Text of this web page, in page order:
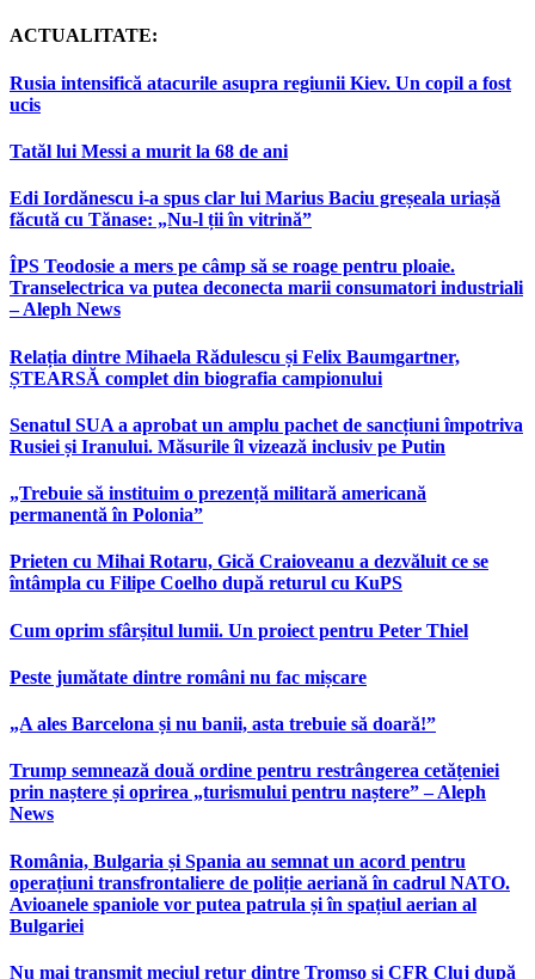
ACTUALITATE:
Rusia intensifică atacurile asupra regiunii Kiev. Un copil a fost
ucis
Tatăl lui Messi a murit la 68 de ani
Edi Iordănescu i-a spus clar lui Marius Baciu greșeala uriașă
făcută cu Tănase: „Nu-l ții în vitrină”
ÎPS Teodosie a mers pe câmp să se roage pentru ploaie.
Transelectrica va putea deconecta marii consumatori industriali
– Aleph News
Relația dintre Mihaela Rădulescu și Felix Baumgartner,
ȘTEARSĂ complet din biografia campionului
Senatul SUA a aprobat un amplu pachet de sancțiuni împotriva
Rusiei și Iranului. Măsurile îl vizează inclusiv pe Putin
„Trebuie să instituim o prezență militară americană
permanentă în Polonia”
Prieten cu Mihai Rotaru, Gică Craioveanu a dezvăluit ce se
întâmpla cu Filipe Coelho după returul cu KuPS
Cum oprim sfârșitul lumii. Un proiect pentru Peter Thiel
Peste jumătate dintre români nu fac mișcare
„A ales Barcelona și nu banii, asta trebuie să doară!”
Trump semnează două ordine pentru restrângerea cetățeniei
prin naștere și oprirea „turismului pentru naștere” – Aleph
News
România, Bulgaria și Spania au semnat un acord pentru
operațiuni transfrontaliere de poliție aeriană în cadrul NATO.
Avioanele spaniole vor putea patrula și în spațiul aerian al
Bulgariei
Nu mai transmit meciul retur dintre Tromso și CFR Cluj după